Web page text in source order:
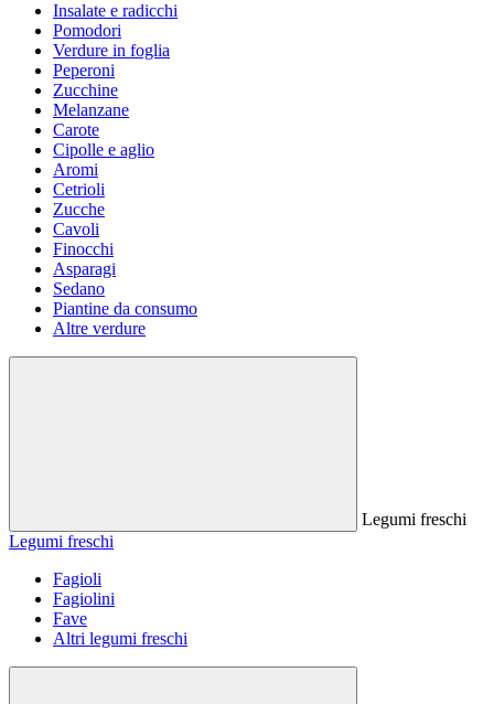
Insalate e radicchi
Pomodori
Verdure in foglia
Peperoni
Zucchine
Melanzane
Carote
Cipolle e aglio
Aromi
Cetrioli
Zucche
Cavoli
Finocchi
Asparagi
Sedano
Piantine da consumo
Altre verdure
Legumi freschi
Legumi freschi
Fagioli
Fagiolini
Fave
Altri legumi freschi